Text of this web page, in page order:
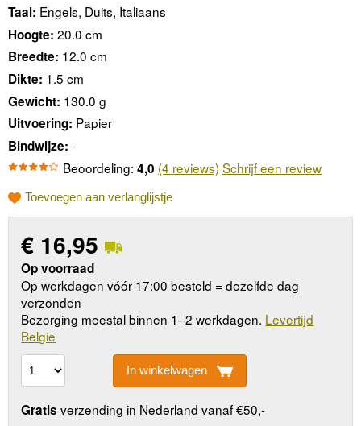
Taal: Engels, Duits, Italiaans
Hoogte: 20.0 cm
Breedte: 12.0 cm
Dikte: 1.5 cm
Gewicht: 130.0 g
Uitvoering: Papier
Bindwijze: -
Beoordeling: 4,0 (4 reviews) Schrijf een review
Toevoegen aan verlanglijstje
€ 16,95
Op voorraad
Op werkdagen vóór 17:00 besteld = dezelfde dag
verzonden
Bezorging meestal binnen 1–2 werkdagen. Levertijd
Belgie
In winkelwagen
Gratis verzending in Nederland vanaf €50,-